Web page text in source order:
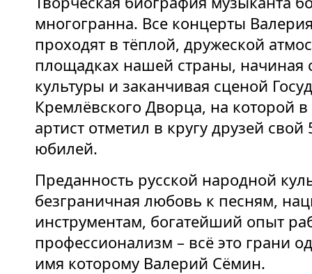
многогранна. Все концерты
проходят в тёплой, дружеской
площадках нашей страны, начиная
культуры и заканчивая сценой
Кремлёвского Дворца, на которой
артист отметил в кругу друзей свой
юбилей.
Преданность русской народной
безграничная любовь к песням,
инструментам, богатейший опыт
профессионализм – всё это грани
имя которому Валерий Сёмин.